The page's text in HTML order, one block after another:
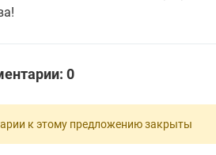
0
к этому предложению закрыты